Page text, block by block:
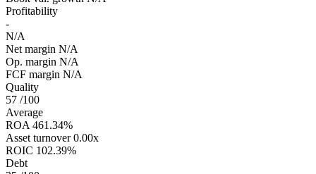
Profitability
-
N/A
Net margin N/A
Op. margin N/A
FCF margin N/A
Quality
57 /100
Average
ROA 461.34%
Asset turnover 0.00x
ROIC 102.39%
Debt